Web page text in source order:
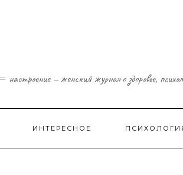
настроение — женский журнал о здоровье,
ИНТЕРЕСНОЕ